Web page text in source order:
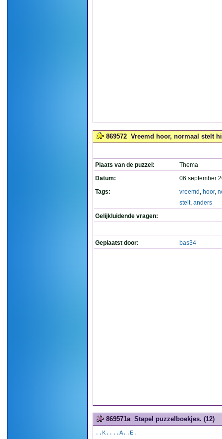
869572 Vreemd hoor, normaal stelt
Plaats van de puzzel:
Thema
Datum:
06 september
Tags:
vreemd , hoor,
stelt, anders
Gelijkluidende vragen:
Geplaatst door: bas34
869571a Stapel puzzelboekjes. (12)
..K....A..E.